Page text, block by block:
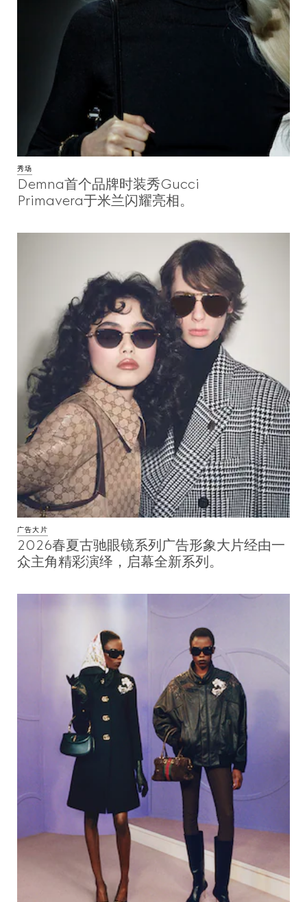
秀场
Demna首个品牌时装秀Gucci
Primavera于米兰闪耀亮相。
广告大片
2026春夏古驰眼镜系列广告形象大片经由一
众主角精彩演绎，启幕全新系列。